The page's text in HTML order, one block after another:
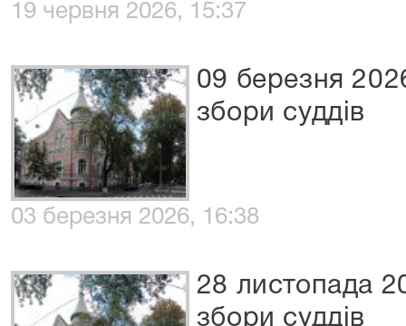
19 червня 2026, 15:37
09 березня
збори суддів
03 березня 2026, 16:38
28 листопада
збори суддів